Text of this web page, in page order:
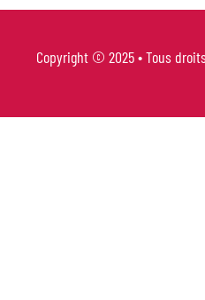
Copyright © 2025 • Tous